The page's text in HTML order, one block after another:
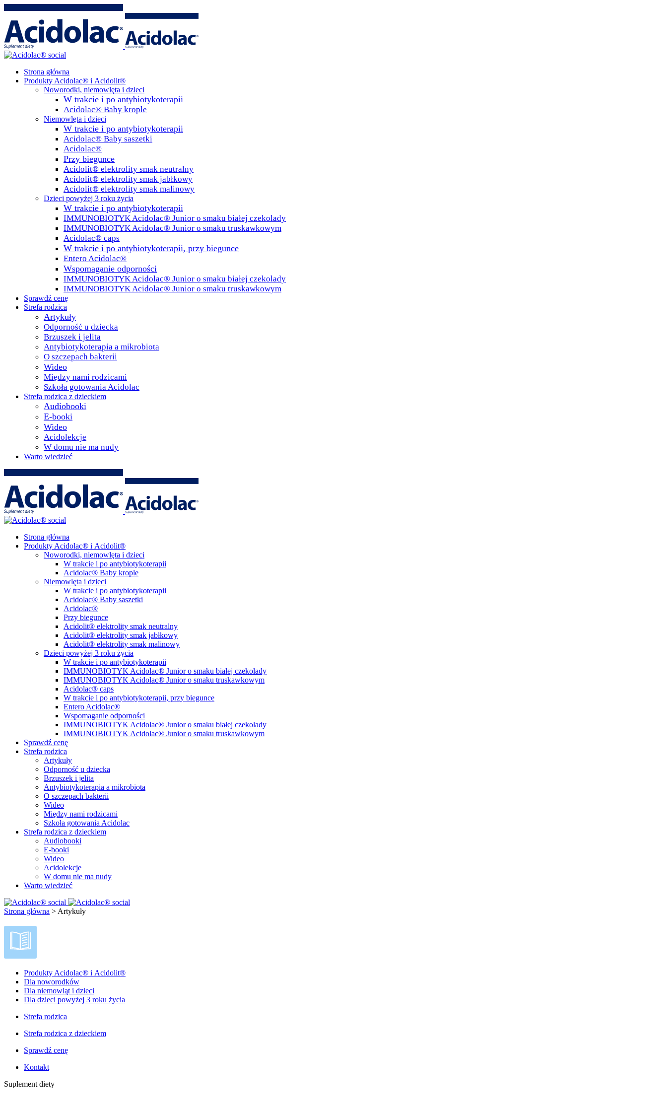
Strona główna
Produkty Acidolac® i Acidolit®
Noworodki, niemowlęta i dzieci
W trakcie i po antybiotykoterapii
Acidolac® Baby krople
Niemowlęta i dzieci
W trakcie i po antybiotykoterapii
Acidolac® Baby saszetki
Acidolac®
Przy biegunce
Acidolit® elektrolity smak neutralny
Acidolit® elektrolity smak jabłkowy
Acidolit® elektrolity smak malinowy
Dzieci powyżej 3 roku życia
W trakcie i po antybiotykoterapii
IMMUNOBIOTYK Acidolac® Junior o smaku białej czekolady
IMMUNOBIOTYK Acidolac® Junior o smaku truskawkowym
Acidolac® caps
W trakcie i po antybiotykoterapii, przy biegunce
Entero Acidolac®
Wspomaganie odporności
IMMUNOBIOTYK Acidolac® Junior o smaku białej czekolady
IMMUNOBIOTYK Acidolac® Junior o smaku truskawkowym
Sprawdź cenę
Strefa rodzica
Artykuły
Odporność u dziecka
Brzuszek i jelita
Antybiotykoterapia a mikrobiota
O szczepach bakterii
Wideo
Między nami rodzicami
Szkoła gotowania Acidolac
Strefa rodzica z dzieckiem
Audiobooki
E-booki
Wideo
Acidolekcje
W domu nie ma nudy
Warto wiedzieć
Strona główna
Produkty Acidolac® i Acidolit®
Noworodki, niemowlęta i dzieci
W trakcie i po antybiotykoterapii
Acidolac® Baby krople
Niemowlęta i dzieci
W trakcie i po antybiotykoterapii
Acidolac® Baby saszetki
Acidolac®
Przy biegunce
Acidolit® elektrolity smak neutralny
Acidolit® elektrolity smak jabłkowy
Acidolit® elektrolity smak malinowy
Dzieci powyżej 3 roku życia
W trakcie i po antybiotykoterapii
IMMUNOBIOTYK Acidolac® Junior o smaku białej czekolady
IMMUNOBIOTYK Acidolac® Junior o smaku truskawkowym
Acidolac® caps
W trakcie i po antybiotykoterapii, przy biegunce
Entero Acidolac®
Wspomaganie odporności
IMMUNOBIOTYK Acidolac® Junior o smaku białej czekolady
IMMUNOBIOTYK Acidolac® Junior o smaku truskawkowym
Sprawdź cenę
Strefa rodzica
Artykuły
Odporność u dziecka
Brzuszek i jelita
Antybiotykoterapia a mikrobiota
O szczepach bakterii
Wideo
Między nami rodzicami
Szkoła gotowania Acidolac
Strefa rodzica z dzieckiem
Audiobooki
E-booki
Wideo
Acidolekcje
W domu nie ma nudy
Warto wiedzieć
Strona główna > Artykuły
Produkty Acidolac® i Acidolit®
Dla noworodków
Dla niemowląt i dzieci
Dla dzieci powyżej 3 roku życia
Strefa rodzica
Strefa rodzica z dzieckiem
Sprawdź cenę
Kontakt
Suplement diety